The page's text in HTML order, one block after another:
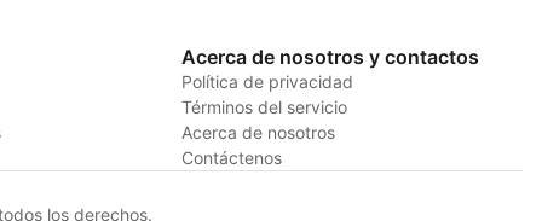
Acerca de nosotros y contactos
Política de privacidad
Términos del servicio
Acerca de nosotros
Contáctenos
los derechos.